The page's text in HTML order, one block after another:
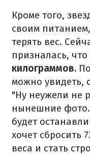
Кроме того,
своим
терять вес.
призналась, что
килограммов.
можно увидеть,
"Ну неужели не
нынешние фото.
будет
хочет сбросить
веса и стать